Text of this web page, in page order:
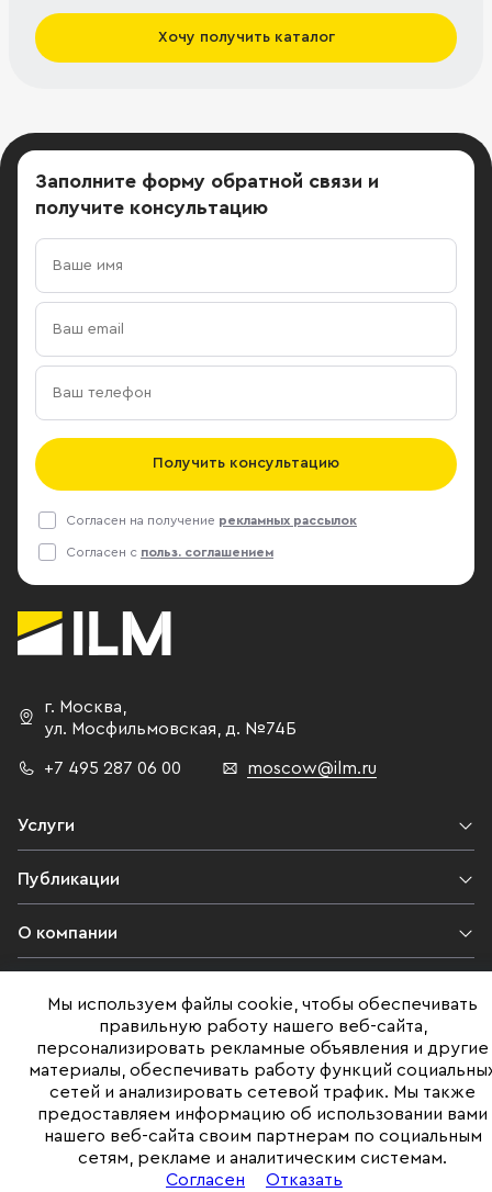
Хочу получить каталог
Заполните форму обратной связи и
получите консультацию
Получить консультацию
Согласен на получение рекламных рассылок
Согласен с польз. соглашением
г. Москва
ул. Мосфильмовская,
д. №74Б
+7 495 287 06 00 moscow@ilm.ru
Услуги
Публикации
О компании
Юридическая информация
©ILM 2009-2026. Все права защищены
Представленная на сайте информация, в т.ч. стоимости объектов,
носит информационный характер
Мы используем файлы cookie, чтобы обеспечивать
правильную работу нашего веб-сайта,
персонализировать рекламные объявления и другие
материалы, обеспечивать работу функций
сетей и анализировать сетевой трафик. Мы также
предоставляем информацию об использовании вами
нашего веб-сайта своим партнерам по социальным
сетям, рекламе и аналитическим системам.
Согласен
Отказать